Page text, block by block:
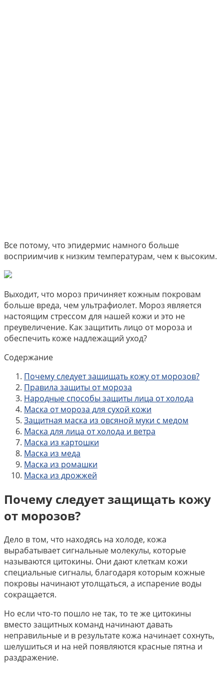
Все потому, что эпидермис намного больше
восприимчив к низким температурам, чем к высоким.
Выходит, что мороз причиняет кожным покровам
больше вреда, чем ультрафиолет. Мороз является
настоящим стрессом для нашей кожи и это не
преувеличение. Как защитить лицо от мороза и
обеспечить коже надлежащий уход?
Содержание
Почему следует защищать кожу от морозов?
Правила защиты от мороза
Народные способы защиты лица от холода
Маска от мороза для сухой кожи
Защитная маска из овсяной муки с медом
Маска для лица от холода и ветра
Маска из картошки
Маска из меда
Маска из ромашки
Маска из дрожжей
Почему следует защищать кожу
от морозов?
Дело в том, что находясь на холоде, кожа
вырабатывает сигнальные молекулы, которые
называются цитокины. Они дают клеткам кожи
специальные сигналы, благодаря которым кожные
покровы начинают утолщаться, а испарение воды
сокращается.
Но если что-то пошло не так, то те же цитокины
вместо защитных команд начинают давать
неправильные и в результате кожа начинает сохнуть,
шелушиться и на ней появляются красные пятна и
раздражение.